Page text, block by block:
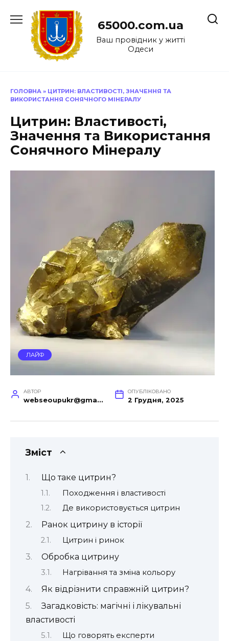
до
65000.com.ua
Ваш провідник у житті
Одеси
ГОЛОВНА » ЦИТРИН: ВЛАСТИВОСТІ, ЗНАЧЕННЯ ТА
ВИКОРИСТАННЯ СОНЯЧНОГО МІНЕРАЛУ
Цитрин: Властивості,
Значення та Використання
Сонячного Мінералу
ЛАЙФ
АВТОР
webseoupukr@gmail.com
ОПУБЛІКОВАНО
2 Грудня, 2025
Зміст
Що таке цитрин?
Походження і властивості
Де використовується цитрин
Ранок цитрину в історії
Цитрин і ринок
Обробка цитрину
Нагрівання та зміна кольору
Як відрізнити справжній цитрин?
Загадковість: магічні і лікувальні
властивості
Що говорять експерти